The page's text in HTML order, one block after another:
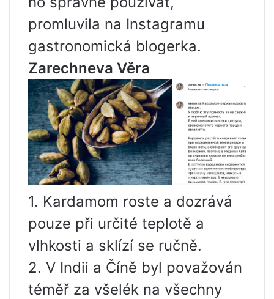
promluvila na Instagramu
gastronomická blogerka.
Zarechneva Věra
1. Kardamom roste a dozrává
pouze při určité teplotě a
vlhkosti a sklízí se ručně.
2. V Indii a Číně byl považován
téměř za všelék na všechny